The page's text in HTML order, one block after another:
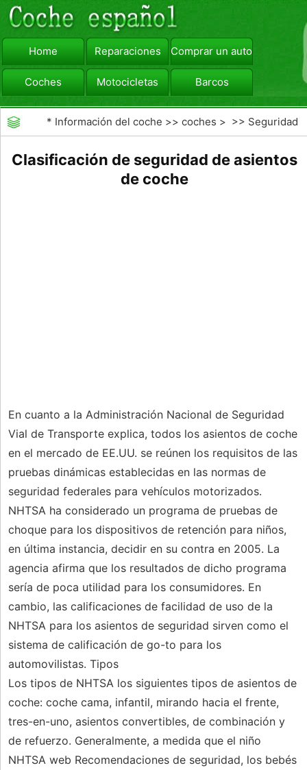
Home Reparaciones Comprar un automóvil
Coches Motocicletas Barcos
viajar Camiones
* Información del coche >>coches > >> Seguridad
Clasificación de seguridad de asientos
de coche
En cuanto a la Administración Nacional de Seguridad
Vial de Transporte explica, todos los asientos de coche
en el mercado de EE.UU. se reúnen los requisitos de las
pruebas dinámicas establecidas en las normas de
seguridad federales para vehículos motorizados.
NHTSA ha considerado un programa de pruebas de
choque para los dispositivos de retención para niños,
en última instancia, decidir en su contra en 2005. La
agencia afirma que los resultados de dicho programa
sería de poca utilidad para los consumidores. En
cambio, las calificaciones de facilidad de uso de la
NHTSA para los asientos de seguridad sirven como el
sistema de calificación de go-to para los
automovilistas. Tipos
Los tipos de NHTSA los siguientes tipos de asientos de
coche: coche cama, infantil, mirando hacia el frente,
tres-en-uno, asientos convertibles, de combinación y
de refuerzo. Generalmente, a medida que el niño
NHTSA web Recomendaciones de seguridad, los bebés